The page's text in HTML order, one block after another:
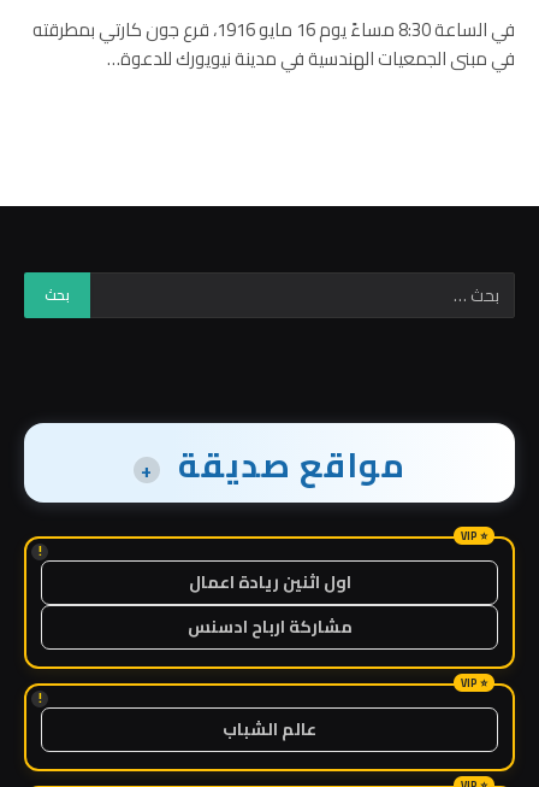
في الساعة 8:30 مساءً يوم 16 مايو 1916، قرع جون كارتي بمطرقته
في مبنى الجمعيات الهندسية في مدينة نيويورك للدعوة…
مواقع صديقة +
!
اول اثنين ريادة اعمال
مشاركة ارباح ادسنس
!
عالم الشباب